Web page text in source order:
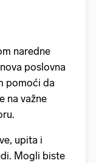
naredne
poslovna
pomoći da
na važne
upita i
Mogli biste